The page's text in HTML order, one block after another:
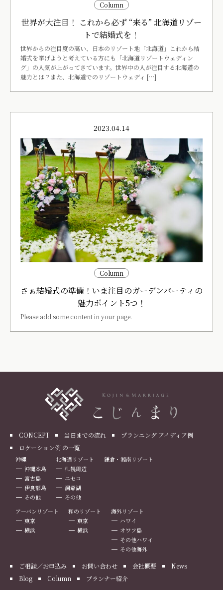
Column
世界が大注目！ これから必ず “来る” 北海道リゾー
トで結婚式を！
世界からの注目度の高い、日本のリゾート地「北海道」これから結
婚式を挙げようと考えている方にも「北海道リゾートウェディン
グ」の人気が上がってきています。世界中の人が注目する北海道の
魅力とは？また、北海道でのリゾートウェディ […]
2023.04.14
Column
さぁ結婚式の準備！いま注目のガーデンパーティの
魅力ポイント5つ！
Please add some content in your page.
CONCEPT 当日までの流れ
プランニング アイディア例
ロケーション例 の一覧
沖縄
沖縄本島
宮古島
伊良部島
その他
北海道リゾート
札幌周辺
ニセコ
洞爺湖
その他
鎌倉・湘南リゾート
アーバンリゾート
東京
横浜
和のリゾート
東京
横浜
海外リゾート
ハワイ
オワフ島
その他ハワイ
その他海外
ご相談／お申込み お問い合わせ 会社概要
News
Blog
Column プランナー紹介